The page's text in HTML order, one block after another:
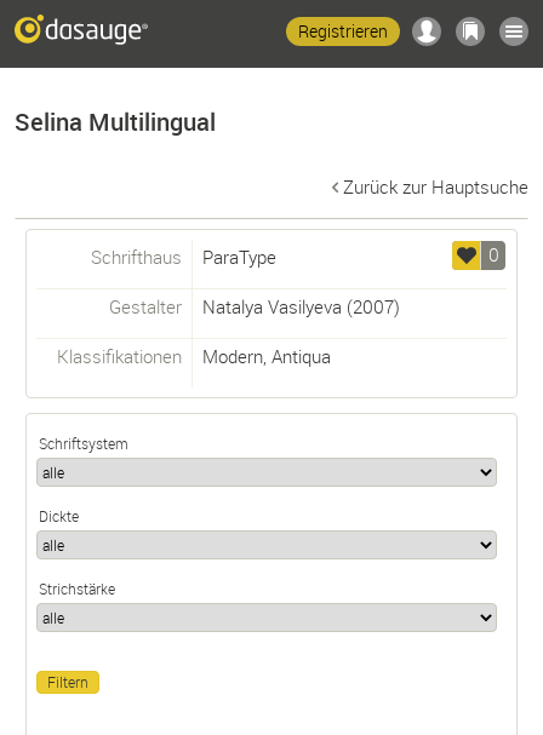
Registrieren
Selina Multilingual
Zurück zur Hauptsuche
0
Schrifthaus ParaType
Gestalter Natalya Vasilyeva (2007)
Klassifikationen Modern, Antiqua
Schriftsystem
Dickte
Strichstärke